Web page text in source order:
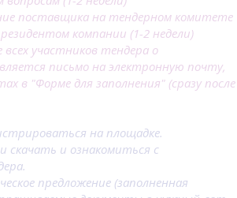
поставщика на тендерном комитете
компании (1-2 недели)
участников тендера о
письмо на электронную почту,
в "Форме для заполнения" (сразу после
на площадке.
скачать и ознакомиться с
предложение (заполненная